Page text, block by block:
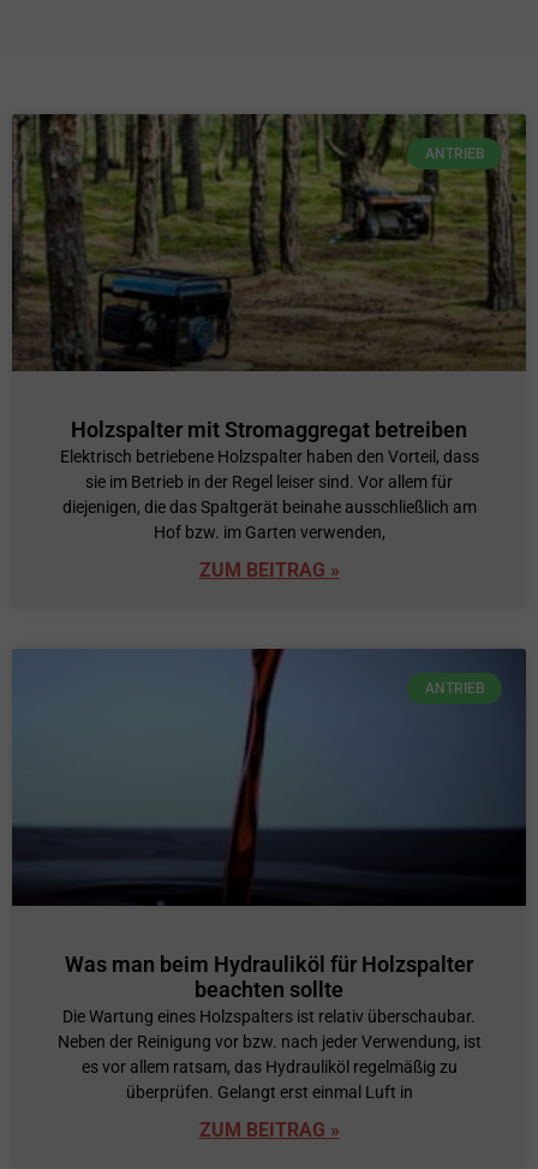
ANTRIEB
Holzspalter mit Stromaggregat betreiben
Elektrisch betriebene Holzspalter haben den Vorteil, dass
sie im Betrieb in der Regel leiser sind. Vor allem für
diejenigen, die das Spaltgerät beinahe ausschließlich am
Hof bzw. im Garten verwenden,
ZUM BEITRAG »
ANTRIEB
Was man beim Hydrauliköl für Holzspalter
beachten sollte
Die Wartung eines Holzspalters ist relativ überschaubar.
Neben der Reinigung vor bzw. nach jeder Verwendung, ist
es vor allem ratsam, das Hydrauliköl regelmäßig zu
überprüfen. Gelangt erst einmal Luft in
ZUM BEITRAG »